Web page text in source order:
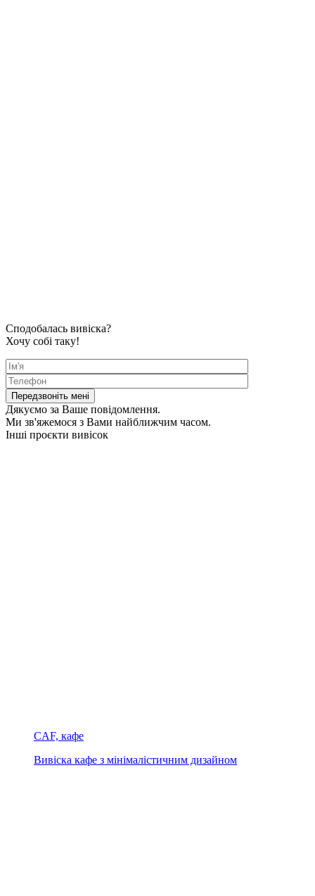
Сподобалась вивіска?
Хочу собі таку!
Дякуємо за Ваше повідомлення.
Ми зв'яжемося з Вами найближчим часом.
Інші проєкти вивісок
CAF, кафе
Вивіска кафе з мінімалістичним дизайном